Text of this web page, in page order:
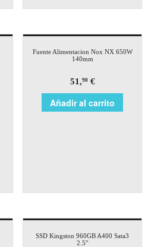
Fuente Alimentacion Nox NX 650W
140mm
51,90€
Añadir al carrito
SSD Kingston 960GB A400 Sata3
2.5″